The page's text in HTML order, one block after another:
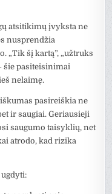
atsitikimų įvyksta ne
nusprendžia
„Tik šį kartą”, „užtruks
šie pasiteisinimai
nelaimę.
pasireiškia ne
ir saugiai. Geriausieji
saugumo taisyklių, net
atrodo, kad rizika